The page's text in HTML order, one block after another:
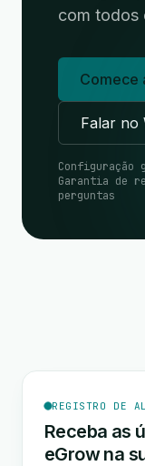
com todos
Comece
Falar no
Configuração
Garantia de
perguntas
REGISTRO DE
Receba as
eGrow na